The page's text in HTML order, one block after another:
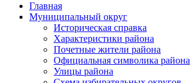
Главная
Муниципальный округ
Историческая справка
Характеристики района
Почетные жители района
Официальная символика района
Улицы района